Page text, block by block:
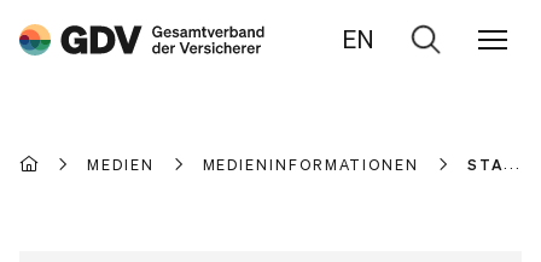
EN
Zur
MEDIEN MEDIENINFORMATIONEN